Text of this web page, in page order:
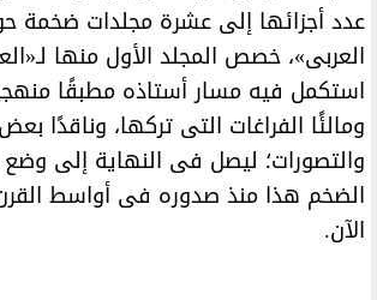
عدد أجزائها إلى عشرة مجلدات ضخمة
العربى»، خصص المجلد الأول منها
استكمل فيه مسار أستاذه مطبقًا
ومالئًا الفراغات التى تركها، وناقدًا
والتصورات؛ ليصل فى النهاية إلى وضع
الضخم هذا منذ صدوره فى أواسط
الآن.